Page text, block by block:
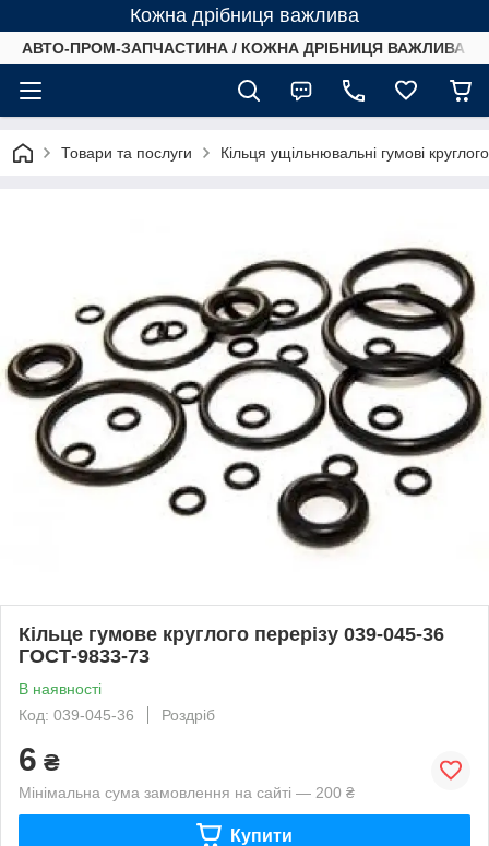
Кожна дрібниця важлива
АВТО-ПРОМ-ЗАПЧАСТИНА / КОЖНА ДРІБНИЦЯ ВАЖЛИВА /
Товари та послуги Кільця ущільнювальні гумові
Кільце гумове круглого перерізу 039-045-36
ГОСТ-9833-73
В наявності
Код: 039-045-36
Роздріб
6 ₴
Мінімальна сума замовлення на сайті — 200 ₴
Купити